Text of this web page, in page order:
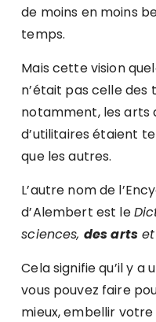
de moins en moins
temps.
Mais cette vision
n’était pas celle des
notamment, les arts
d’utilitaires étaient
que les autres.
L’autre nom de
d’Alembert est le
sciences, des artset
Cela signifie qu’il y a
vous pouvez faire
mieux, embellir